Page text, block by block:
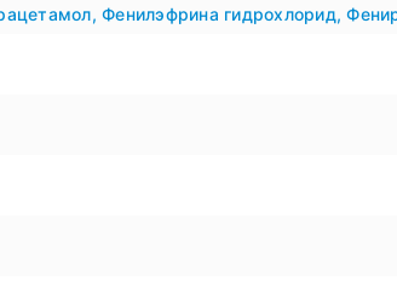
,Фенилэфрина гидрохлорид,